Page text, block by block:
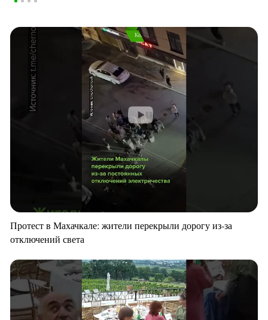
Протест в Махачкале: жители перекрыли дорогу из-за
отключений света